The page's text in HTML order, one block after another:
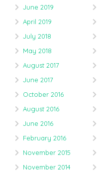
June 2019
April 2019
July 2018
May 2018
August 2017
June 2017
October 2016
August 2016
June 2016
February 2016
November 2015
November 2014